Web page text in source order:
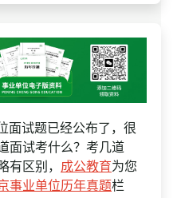
行考试
试题已经公布了，很
面试考什么？考几道
区别， 成公教育为您
事业单位历年真题栏